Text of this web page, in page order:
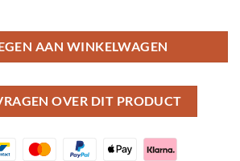
AAN WINKELWAGEN
OVER DIT PRODUCT